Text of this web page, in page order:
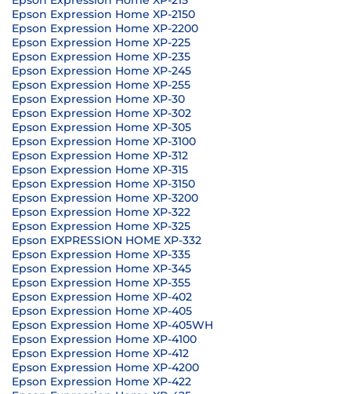
Epson Expression Home XP-2150
Epson Expression Home XP-2200
Epson Expression Home XP-225
Epson Expression Home XP-235
Epson Expression Home XP-245
Epson Expression Home XP-255
Epson Expression Home XP-30
Epson Expression Home XP-302
Epson Expression Home XP-305
Epson Expression Home XP-3100
Epson Expression Home XP-312
Epson Expression Home XP-315
Epson Expression Home XP-3150
Epson Expression Home XP-3200
Epson Expression Home XP-322
Epson Expression Home XP-325
Epson EXPRESSION HOME XP-332
Epson Expression Home XP-335
Epson Expression Home XP-345
Epson Expression Home XP-355
Epson Expression Home XP-402
Epson Expression Home XP-405
Epson Expression Home XP-405WH
Epson Expression Home XP-4100
Epson Expression Home XP-412
Epson Expression Home XP-4200
Epson Expression Home XP-422